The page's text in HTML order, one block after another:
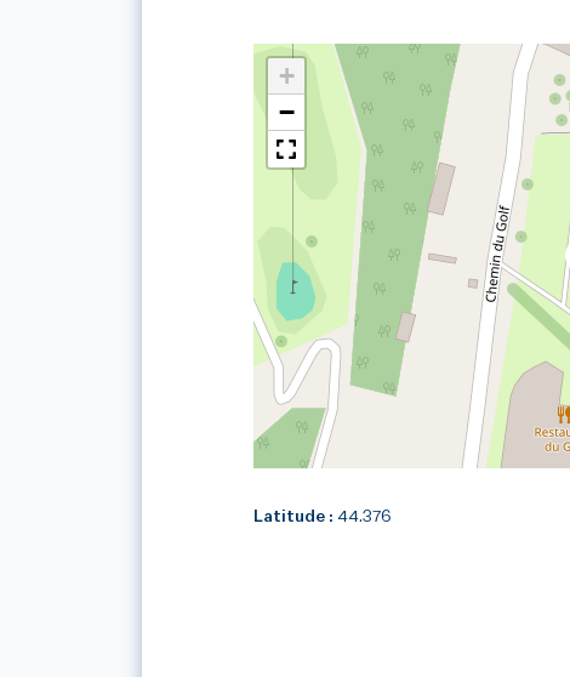
+
−
Latitude : 44.376